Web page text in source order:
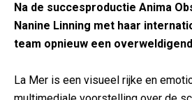
Na de succesproductie Anima
Nanine Linning met haar
team opnieuw een
La Mer is een visueel rijke en